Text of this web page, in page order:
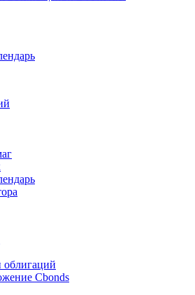
облигации на Cbonds.ru